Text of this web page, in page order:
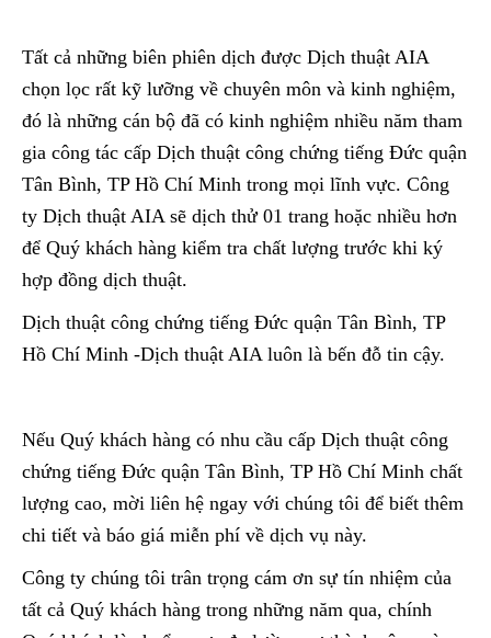
Tất cả những biên phiên dịch được Dịch thuật AIA
chọn lọc rất kỹ lưỡng về chuyên môn và kinh nghiệm,
đó là những cán bộ đã có kinh nghiệm nhiều năm tham
gia công tác cấp Dịch thuật công chứng tiếng Đức quận
Tân Bình, TP Hồ Chí Minh trong mọi lĩnh vực. Công
ty Dịch thuật AIA sẽ dịch thử 01 trang hoặc nhiều hơn
để Quý khách hàng kiểm tra chất lượng trước khi ký
hợp đồng dịch thuật.
Dịch thuật công chứng tiếng Đức quận Tân Bình, TP
Hồ Chí Minh -Dịch thuật AIA luôn là bến đỗ tin cậy.
Nếu Quý khách hàng có nhu cầu cấp Dịch thuật công
chứng tiếng Đức quận Tân Bình, TP Hồ Chí Minh chất
lượng cao, mời liên hệ ngay với chúng tôi để biết thêm
chi tiết và báo giá miễn phí về dịch vụ này.
Công ty chúng tôi trân trọng cám ơn sự tín nhiệm của
tất cả Quý khách hàng trong những năm qua, chính